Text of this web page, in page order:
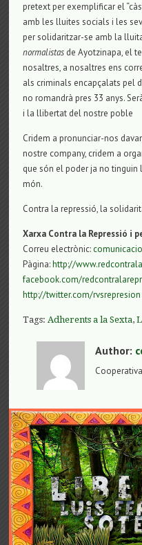
pretext per exemplificar el
amb les lluites socials i les
per solidaritzar-se amb la
normalistas de Ayotzinapa, el
nosaltres, a nosaltres ens
als criminals encapçalats pel
no romandrà pres 33 anys.
i la llibertat del nostre poble
Cridem a pronunciar-nos
nostre company, cridem a
que són el poder ja no tinguin
món.
Contra la repressió, la
Xarxa Contra la Repressió i
Correu electrònic:
Pàgina:http://
facebook.com/
http://twitter.com/rvsrepresion
Tags: Adherents a la Sexta,
Author: